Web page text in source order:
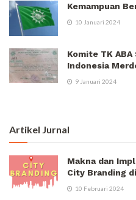
Kemampuan
10 Januari 2024
Komite TK
Indonesia
9 Januari 2024
Artikel Jurnal
Makna dan
City Branding
10 Februari 2024